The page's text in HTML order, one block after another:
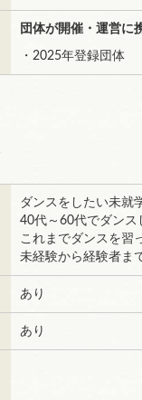
団体が開催・運営に
・2025年登録団体
ダンスをしたい未就
40代～60代でダンス
これまでダンスを習
未経験から経験者ま
あり
あり